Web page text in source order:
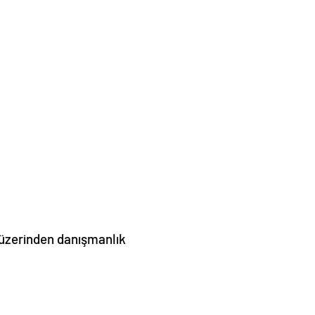
danışmanlık